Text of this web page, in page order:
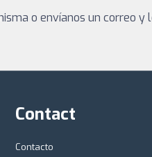
o envíanos un correo y
Contact
Contacto